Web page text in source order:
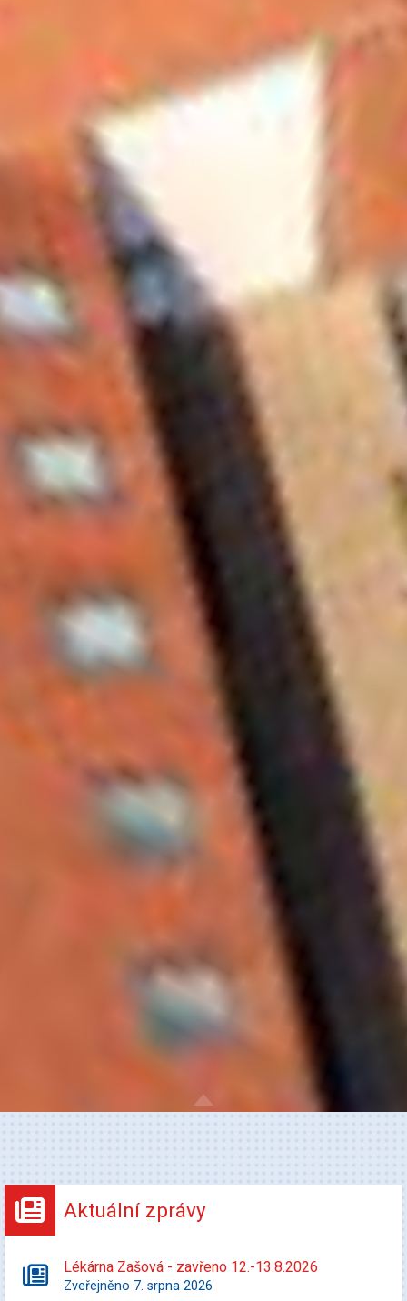
Aktuální zprávy
Lékárna Zašová - zavřeno 12.-13.8.2026
Zveřejněno 7. srpna 2026